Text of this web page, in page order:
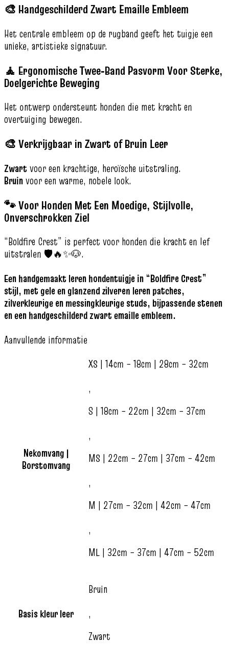
🎨 Handgeschilderd Zwart Emaille Embleem
Het centrale embleem op de rugband geeft het tuigje een
unieke, artistieke signatuur.
🧘 Ergonomische Twee‑Band Pasvorm Voor Sterke,
Doelgerichte Beweging
Het ontwerp ondersteunt honden die met kracht en
overtuiging bewegen.
🎨 Verkrijgbaar in Zwart of Bruin Leer
Zwartvoor een krachtige, heroïsche uitstraling.
Bruinvoor een warme, nobele look.
🐾 Voor Honden Met Een Moedige, Stijlvolle,
Onverschrokken Ziel
“Boldfire Crest” is perfect voor honden die kracht en lef
uitstralen 🛡️🔥✨🐶.
Een handgemaakt leren hondentuigje in “Boldfire Crest”
stijl, met gele en glanzend zilveren leren patches,
zilverkleurige en messingkleurige studs, bijpassende stenen
en een handgeschilderd zwart emaille embleem.
Aanvullende informatie
Nekomvang |
Borstomvang
XS | 14cm – 18cm | 28cm – 32cm
,
S | 18cm – 22cm | 32cm – 37cm
,
MS | 22cm – 27cm | 37cm – 42cm
,
M | 27cm – 32cm | 42cm – 47cm
,
ML | 32cm – 37cm | 47cm – 52cm
Basis kleur leer
Bruin
,
Zwart